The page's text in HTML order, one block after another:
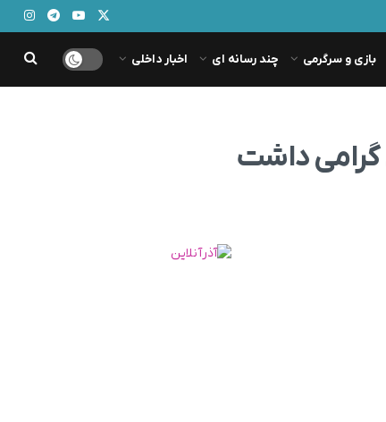
بازی و سرگرمی چند رسانه ای اخبار داخلی
گرامی داشت